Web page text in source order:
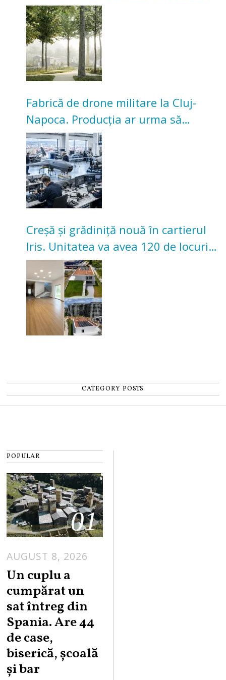
transformarea Grădinii Casei
Universitarilor
Fabrică de drone militare la Cluj-
Napoca. Producția ar urma să
înceapă în toamna acestui an
Creșă și grădiniță nouă în cartierul
Iris. Unitatea va avea 120 de locuri
pentru copii
CATEGORY POSTS
POPULAR
01
AUGUST 8, 2026
Un cuplu a
cumpărat un
sat întreg din
Spania. Are 44
de case,
biserică, școală
și bar